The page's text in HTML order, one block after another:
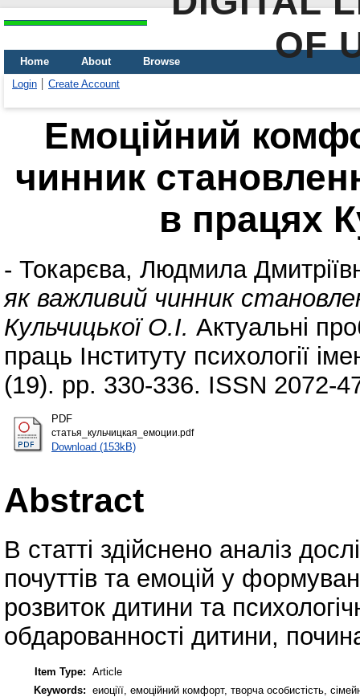
OF
Home About
Browse
Login
Create Account
Емоційний
чинник
в працях
- Токарєва, Людмила
як важливий чинник
Кульчицької О.І. Актуальні
праць Інституту психології
(19). pp. 330-336. ISSN 2072-
PDF
статья_кульчицкая_емоции.pdf
Download (153kB)
Abstract
В статті здійснено аналіз
почуттів та емоцій у
розвиток дитини та
обдарованності дитини,
Item Type: Article
Keywords: еиоціїї, емоційний комфорт, творча особистість,